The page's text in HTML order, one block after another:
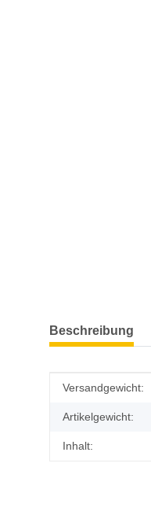
weitere
Beschreibung
Wert
Versandgewicht:
Artikelgewicht:
Inhalt: